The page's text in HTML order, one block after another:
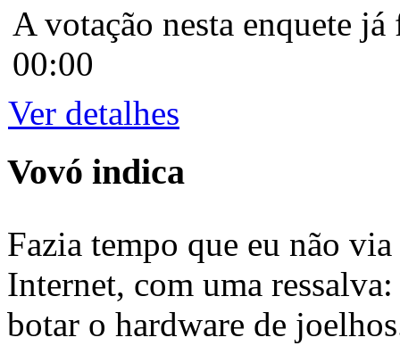
A votação nesta enquete
00:00
Ver detalhes
Vovó indica
Fazia tempo que eu não
Internet, com uma
botar o hardware de